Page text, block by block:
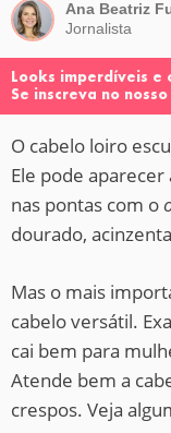
Ana Beatriz
Jornalista
Looks imperdíveis e
Se inscreva no
O cabelo loiro
Ele pode
nas pontas com o
dourado,
Mas o mais
cabelo versátil.
cai bem para
Atende bem a
crespos. Veja